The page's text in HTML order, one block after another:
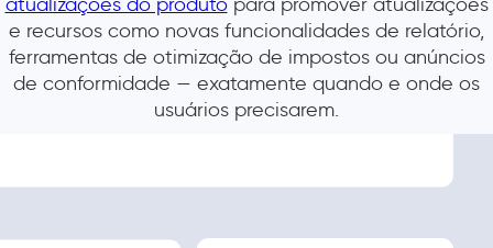
e recursos como novas funcionalidades de relatório,
ferramentas de otimização de impostos ou anúncios
de conformidade — exatamente quando e onde os
usuários precisarem.